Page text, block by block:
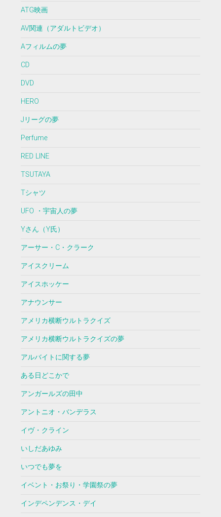
ATG映画
AV関連（アダルトビデオ）
Aフィルムの夢
CD
DVD
HERO
Jリーグの夢
Perfume
RED LINE
TSUTAYA
Tシャツ
UFO ・宇宙人の夢
Yさん（Y氏）
アーサー・C・クラーク
アイスクリーム
アイスホッケー
アナウンサー
アメリカ横断ウルトラクイズ
アメリカ横断ウルトラクイズの夢
アルバイトに関する夢
ある日どこかで
アンガールズの田中
アントニオ・バンデラス
イヴ・クライン
いしだあゆみ
いつでも夢を
イベント・お祭り・学園祭の夢
インデペンデンス・デイ